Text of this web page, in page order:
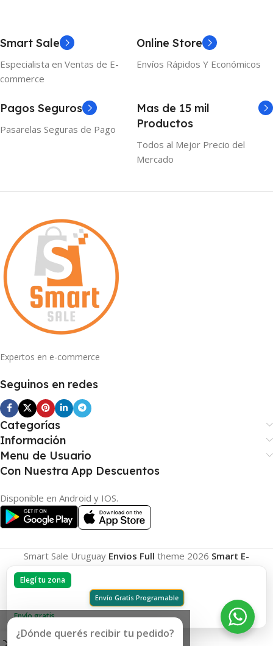
Elegí tu zona
Envío Gratis Programable
Envío gratis
Smart Sale
Especialista en Ventas de E-
commerce
Online Store
Envíos Rápidos Y Económicos
Pagos Seguros
Pasarelas Seguras de Pago
Mas de 15 mil
Productos
Todos al Mejor Precio del
Mercado
Expertos en e-commerce
Seguinos en redes
Categorías
Información
Menu de Usuario
Con Nuestra App Descuentos
Disponible en Android y IOS.
Smart Sale Uruguay Envios Full theme 2026 Smart E-
Commerce.
¿Dónde querés recibir tu pedido?